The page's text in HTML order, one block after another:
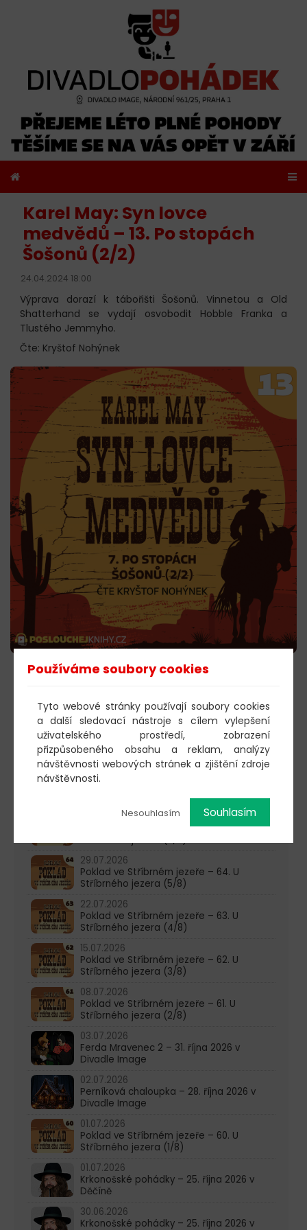
Karel May: Syn lovce
medvědů – 13. Po stopách
Šošonů (2/2)
24.04.2024 18:00
Výprava dorazí k tábořišti Šošonů. Vinnetou a Old
Shatterhand se vydají osvobodit Hobble Franka a
Tlustého Jemmyho.
Čte: Kryštof Nohýnek
603 805 271
pondělí-čtvrtek: 10:00-16:00
05.08.2026
Poklad ve Stříbrném jezeře – 65. U
29.07.2026
Poklad ve Stříbrném jezeře – 64. U
Stříbrného jezera (5/8)
22.07.2026
Poklad ve Stříbrném jezeře – 63. U
Stříbrného jezera (4/8)
15.07.2026
Poklad ve Stříbrném jezeře – 62. U
Stříbrného jezera (3/8)
08.07.2026
Poklad ve Stříbrném jezeře – 61. U
Stříbrného jezera (2/8)
03.07.2026
Ferda Mravenec 2 – 31. října 2026 v
Divadle Image
02.07.2026
Perníková chaloupka – 28. října 2026 v
Divadle Image
01.07.2026
Poklad ve Stříbrném jezeře – 60. U
Stříbrného jezera (1/8)
01.07.2026
Krkonošské pohádky – 25. října 2026 v
Děčíně
30.06.2026
Krkonošské pohádky – 25. října 2026 v
Používáme soubory cookies
Tyto webové stránky používají soubory cookies
a další sledovací nástroje s cílem vylepšení
uživatelského prostředí, zobrazení
přizpůsobeného obsahu a reklam, analýzy
návštěvnosti webových stránek a zjištění zdroje
návštěvnosti.
Nesouhlasím Souhlasím